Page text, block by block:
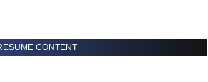
CONTENT